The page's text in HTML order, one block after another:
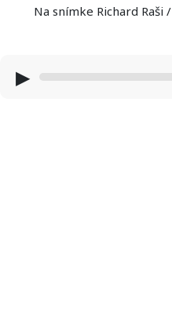
Na snímke Richard Raši
▶